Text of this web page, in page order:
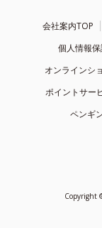
会社案内TOP
個人情報
オンラインシ
ポイントサー
ペンギ
Copyright